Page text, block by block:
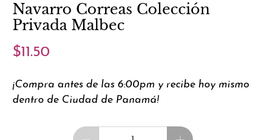
Navarro Correas Colección
Privada Malbec
$11.50
¡Compra antes de las 6:00pm y recibe hoy mismo
dentro de Ciudad de Panamá!
Cantidad